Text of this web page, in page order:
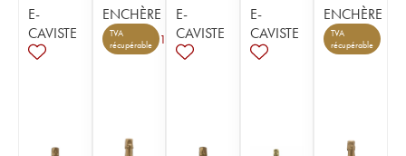
E-
CAVISTE
ENCHÈRE
TVA
récupérable
1
E-
CAVISTE
E-
CAVISTE
ENCHÈRE
TVA
récupérable